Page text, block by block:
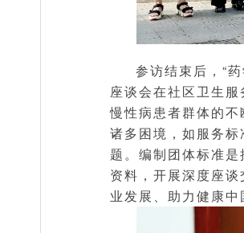
参访结束后，“
座谈会在社区卫生
慢性病患者群体的
诸多困境，如服务
题。编制团体标准
资料，开展深度座
业发展、助力健康